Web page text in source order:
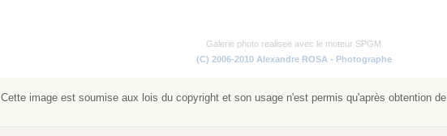
Galerie photo realisee avec le moteur SPGM
(C) 2006-2010 Alexandre ROSA - Photographe
Cette image est soumise aux lois du copyright et son usage n'est permis qu'après obtention de